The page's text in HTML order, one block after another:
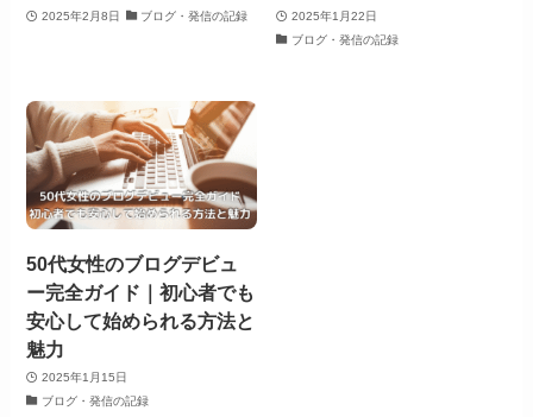
2025年2月8日 ブログ・発信の記録
2025年1月22日
ブログ・発信の記録
50代女性のブログデビュ
ー完全ガイド｜初心者でも
安心して始められる方法と
魅力
2025年1月15日
ブログ・発信の記録